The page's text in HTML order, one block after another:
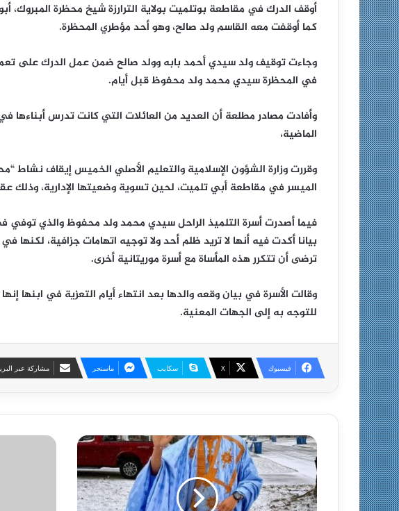
أوقف الدرك في مقاطعة بوتلميت بولاية الترارزة شيخ محظرة المبروك،
كما أوقفت معه القاسم ولد صالح، وهو أحد مؤطري المحظرة.
وجاءت توقيف ولد سيدي أحمد بابه وولد صالح ضمن عمل الدرك على
في المحظرة سيدي محمد ولد محفوظ قبل أيام.
وأفادت مصادر مطلعة أن العديد من العائلات التي كانت تدرس أبناءها
الماضية،
وقررت وزارة الشؤون الإسلامية والتعليم الأصلي الخميس إيقاف نشاط
الميسر في مقاطعة أبي تلميت، لحين تسوية وضعيتها الإدارية، وذلك
فيما أصدرت أسرة التلميذ الراحل سيدي محمد ولد محفوظ والذي توفي
بيانا أكدت فيه أنها لا تريد ظلم أحد ولا توجيه اتهامات جزافية، لكنها
ترضى أن تتكرر هذه المأساة مع أسرة موريتانية أخرى.
وقالت الأسرة في بيان وقعه والدها بعد انتهاء أيام التعزية في ابنها
للتوجه به إلى الجهات المعنية.
فيسبوك X سكايب ماسنجر مشاركة عبر